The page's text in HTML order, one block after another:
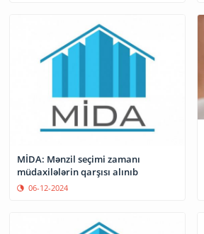
MİDA: Mənzil seçimi zamanı
müdaxilələrin qarşısı alınıb
06-12-2024